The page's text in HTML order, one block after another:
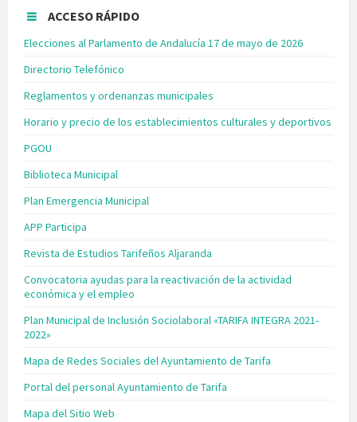
ACCESO RÁPIDO
Elecciones al Parlamento de Andalucía 17 de mayo de 2026
Directorio Telefónico
Reglamentos y ordenanzas municipales
Horario y precio de los establecimientos culturales y deportivos
PGOU
Biblioteca Municipal
Plan Emergencia Municipal
APP Participa
Revista de Estudios Tarifeños Aljaranda
Convocatoria ayudas para la reactivación de la actividad
económica y el empleo
Plan Municipal de Inclusión Sociolaboral «TARIFA INTEGRA 2021-
2022»
Mapa de Redes Sociales del Ayuntamiento de Tarifa
Portal del personal Ayuntamiento de Tarifa
Mapa del Sitio Web